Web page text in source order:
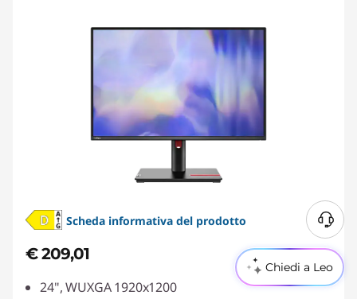
Chiedi a Leo
Scheda informativa del prodotto
€ 209,01
24", WUXGA 1920x1200